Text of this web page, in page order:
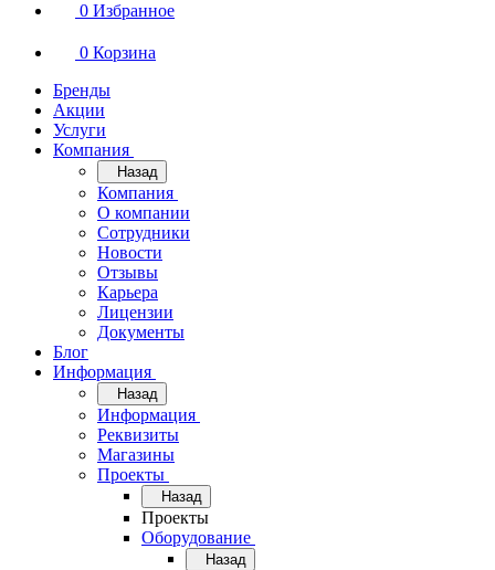
0 Избранное
0 Корзина
Бренды
Акции
Услуги
Компания
Назад
Компания
О компании
Сотрудники
Новости
Отзывы
Карьера
Лицензии
Документы
Блог
Информация
Назад
Информация
Реквизиты
Магазины
Проекты
Назад
Проекты
Оборудование
Назад